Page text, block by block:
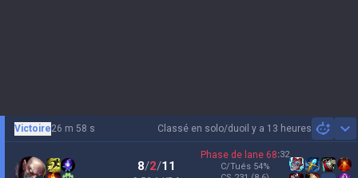
Classé en solo/duoil y a 13 heures
Victoire26 m 58 s
8/2/11
Phase de lane 68:32
C/Tués 54%